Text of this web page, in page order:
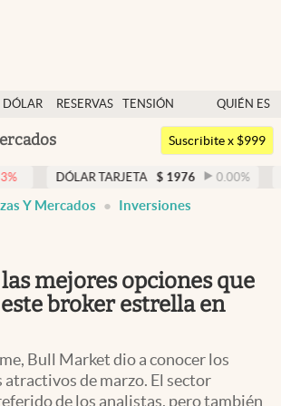
DÓLAR
RESERVAS
TENSIÓN
GEOPOLÍTICA
QUIÉN ES
QUIÉN
Argentina
Uruguay
Suscribite x $999
TARJETA $ 1976 0.00% DÓLAR MEP
Y Mercados Inversiones
mejores opciones que
broker estrella en
Bull Market dio a conocer los
de marzo. El sector
de los analistas, pero también